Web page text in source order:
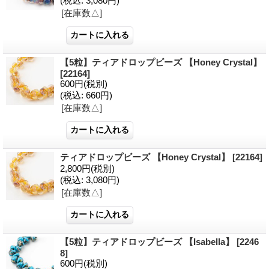
[在庫数△]
【5粒】ティアドロップビーズ 【Honey Crystal】
[22164]
600円(税別)
(税込: 660円)
[在庫数△]
ティアドロップビーズ 【Honey Crystal】 [22164]
2,800円(税別)
(税込: 3,080円)
[在庫数△]
【5粒】ティアドロップビーズ 【Isabella】 [2246
8]
600円(税別)